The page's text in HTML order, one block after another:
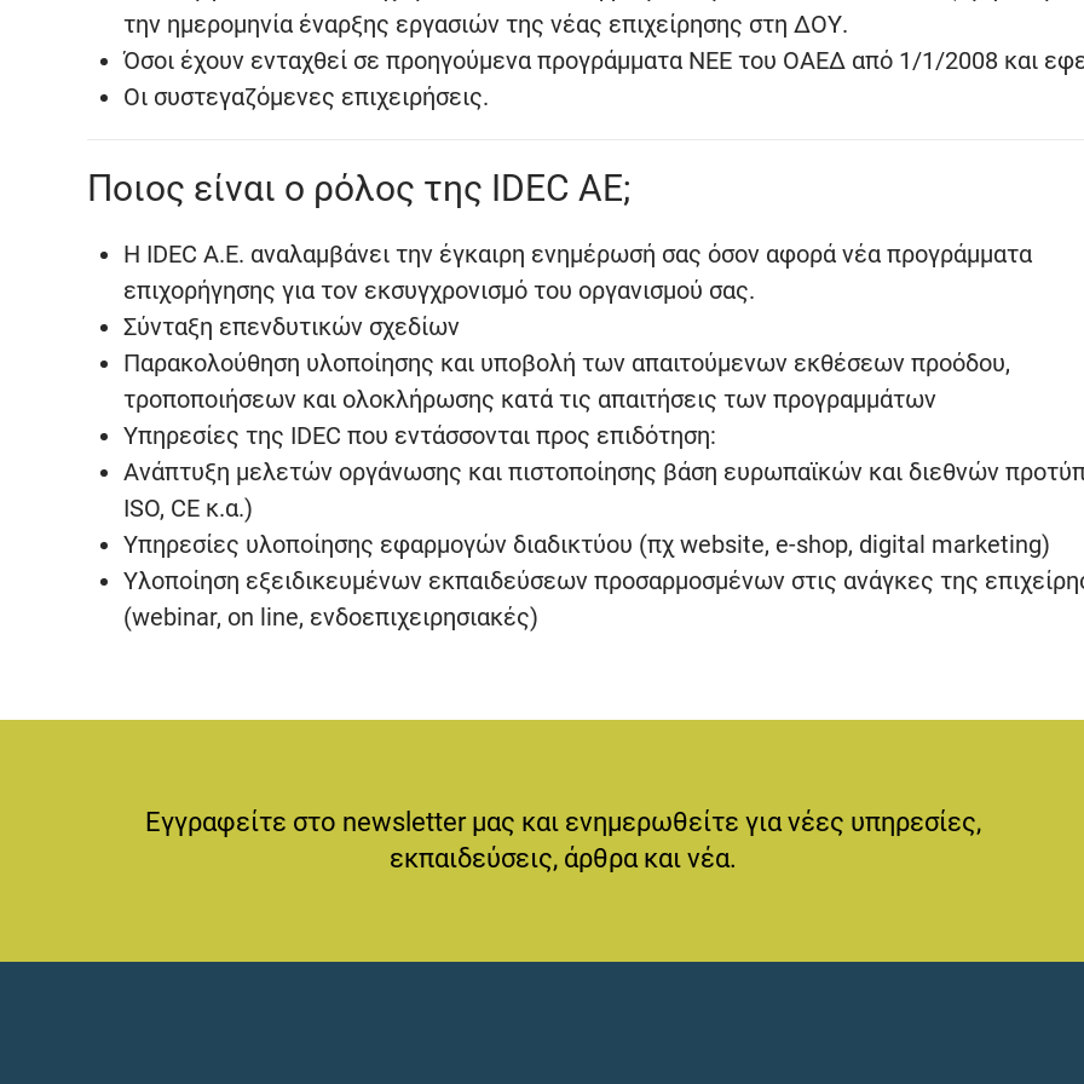
την ημερομηνία έναρξης εργασιών της νέας επιχείρησης στη ΔOΥ.
Όσοι έχουν ενταχθεί σε προηγούμενα προγράμματα ΝΕΕ του ΟΑΕΔ από 1/1/2008 και
Οι συστεγαζόμενες επιχειρήσεις.
Ποιος είναι ο ρόλος της IDEC AE;
Η IDEC A.E. αναλαμβάνει την έγκαιρη ενημέρωσή σας όσον αφορά νέα προγράμματα
επιχορήγησης για τον εκσυγχρονισμό του οργανισμού σας.
Σύνταξη επενδυτικών σχεδίων
Παρακολούθηση υλοποίησης και υποβολή των απαιτούμενων εκθέσεων προόδου,
τροποποιήσεων και ολοκλήρωσης κατά τις απαιτήσεις των προγραμμάτων
Υπηρεσίες της IDEC που εντάσσονται προς επιδότηση:
Ανάπτυξη μελετών οργάνωσης και πιστοποίησης βάση ευρωπαϊκών και διεθνών
ISO, CE κ.α.)
Υπηρεσίες υλοποίησης εφαρμογών διαδικτύου (πχ website, e-shop, digital marketing)
Υλοποίηση εξειδικευμένων εκπαιδεύσεων προσαρμοσμένων στις ανάγκες της
(webinar, on line, ενδοεπιχειρησιακές)
Εγγραφείτε στο newsletter μας και ενημερωθείτε για νέες υπηρεσίες,
εκπαιδεύσεις, άρθρα και νέα.